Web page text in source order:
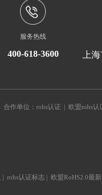
服务热线
400-618-3600
上
| 合作单位：rohs认证 | 欧盟rohs认
|rohs认证标志 | 欧盟RoHS2.0最